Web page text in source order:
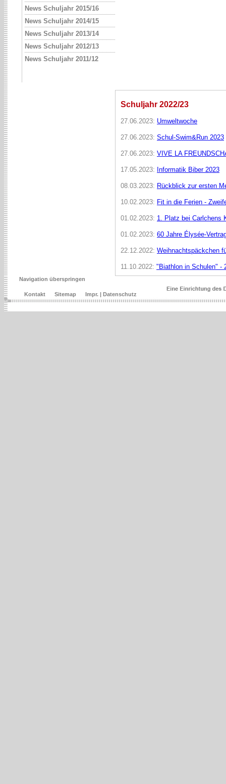
News Schuljahr 2015/16
News Schuljahr 2014/15
News Schuljahr 2013/14
News Schuljahr 2012/13
News Schuljahr 2011/12
Schuljahr 2022/23
27.06.2023: Umweltwoche
27.06.2023: Schul-Swim&Run 2023
27.06.2023: VIVE LA
17.05.2023: Informatik Biber 2023
08.03.2023: Rückblick zur ersten
10.02.2023: Fit in die Ferien -
01.02.2023: 1. Platz bei Carlchens
01.02.2023: 60 Jahre Élysée-
22.12.2022: Weihnachtspäckchen
11.10.2022: "Biathlon in Schulen" -
Navigation überspringen
Kontakt Sitemap Impr. | Datenschutz